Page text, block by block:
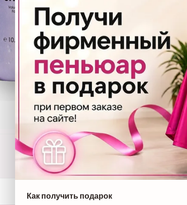
Описание товара
Как получить подарок